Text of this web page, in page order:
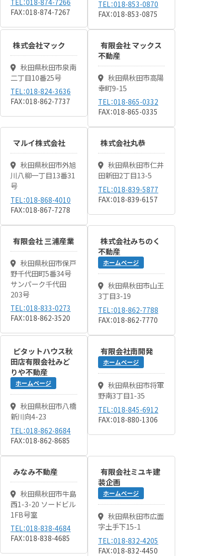
TEL：018-874-7266
FAX：018-874-7267
TEL：018-853-0870
FAX：018-853-0875
株式会社マック
秋田県秋田市泉南
二丁目10番25号
TEL：018-824-3636
FAX：018-862-7737
有限会社 マックス
不動産
秋田県秋田市高陽
幸町9-15
TEL：018-865-0332
FAX：018-865-0335
マルイ株式会社
秋田県秋田市外旭
川八柳一丁目13番31
号
TEL：018-868-4010
FAX：018-867-7278
株式会社丸恭
秋田県秋田市仁井
田新田2丁目13-5
TEL：018-839-5877
FAX：018-839-6157
有限会社 三浦産業
秋田県秋田市保戸
野千代田町5番34号
サンパーク千代田
203号
TEL：018-833-0273
FAX：018-862-3520
株式会社みちのく
不動産
ホームページ
秋田県秋田市山王
3丁目3-19
TEL：018-862-7788
FAX：018-862-7770
ピタットハウス秋
田店有限会社みど
りや不動産
ホームページ
秋田県秋田市八橋
新川向4-23
TEL：018-862-8684
FAX：018-862-8685
有限会社南開発
ホームページ
秋田県秋田市将軍
野南3丁目1-35
TEL：018-845-6912
FAX：018-880-1306
みなみ不動産
秋田県秋田市牛島
西1-3-20 ソードビル
1FB号室
TEL：018-838-4684
FAX：018-838-4685
有限会社ミユキ建
装企画
ホームページ
秋田県秋田市広面
字土手下15-1
TEL：018-832-4205
FAX：018-832-4450